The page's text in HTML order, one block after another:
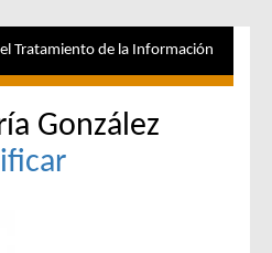
Tratamiento de la Información
González